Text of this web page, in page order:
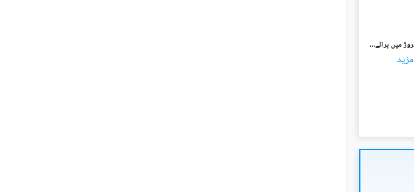
عسکری 1 راولپنڈی میں 3 کمروں کا 10 مرلہ فلیٹ 3.15 کروڑ میں برائے فروخت۔
مزید